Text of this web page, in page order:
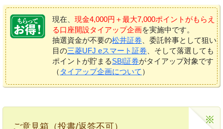
現在、 現金4,000円＋最大7,000ポイントがもらえ
る口座開設タイアップ企画を実施中です。
抽選資金が不要の松井証券、委託幹事として狙い
目の三菱UFJ eスマート証券、そして落選しても
ポイントが貯まるSBI証券がタイアップ対象です
（ タイアップ企画について ）
ご意見箱（投書/返答不可）